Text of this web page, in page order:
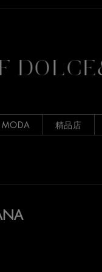
MODA 精品店